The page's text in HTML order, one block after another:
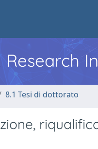
Research
8.1 Tesi di dottorato